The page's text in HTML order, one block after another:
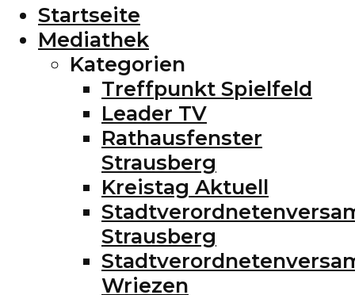
Startseite
Mediathek
Kategorien
Treffpunkt Spielfeld
Leader TV
Rathausfenster
Strausberg
Kreistag Aktuell
Strausberg
Wriezen